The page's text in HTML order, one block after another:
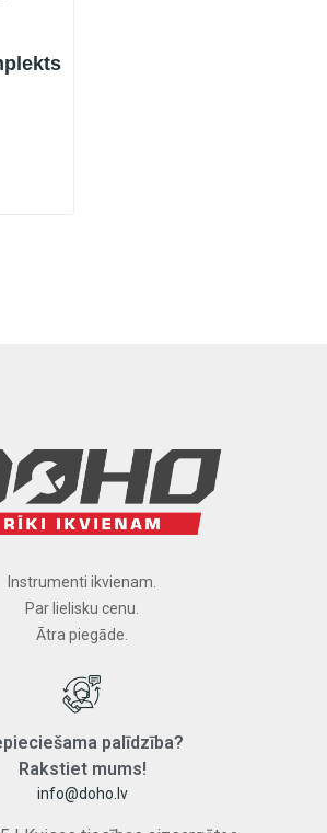
Instrumenti ikvienam.
Par lielisku cenu.
Ātra piegāde.
palīdzība?
Rakstiet mums!
info@doho.lv